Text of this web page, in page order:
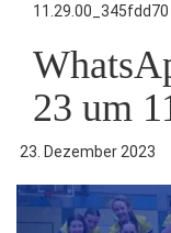
11.29.00_345fdd70
23 um
23. Dezember 2023